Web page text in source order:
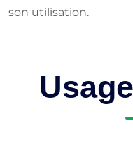
son utilisation.